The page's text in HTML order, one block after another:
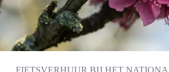
u
d
FIETSVERHUUR BIJ HET